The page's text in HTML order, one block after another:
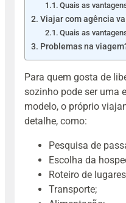
Quais as
Viajar com agência
Quais as
Problemas na
Para quem gosta de
sozinho pode ser uma
modelo, o próprio
detalhe, como:
Pesquisa de
Escolha da
Roteiro de
Transporte;